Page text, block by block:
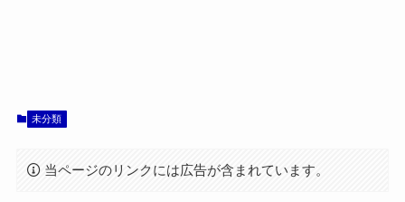
未分類
当ページのリンクには広告が含まれています。